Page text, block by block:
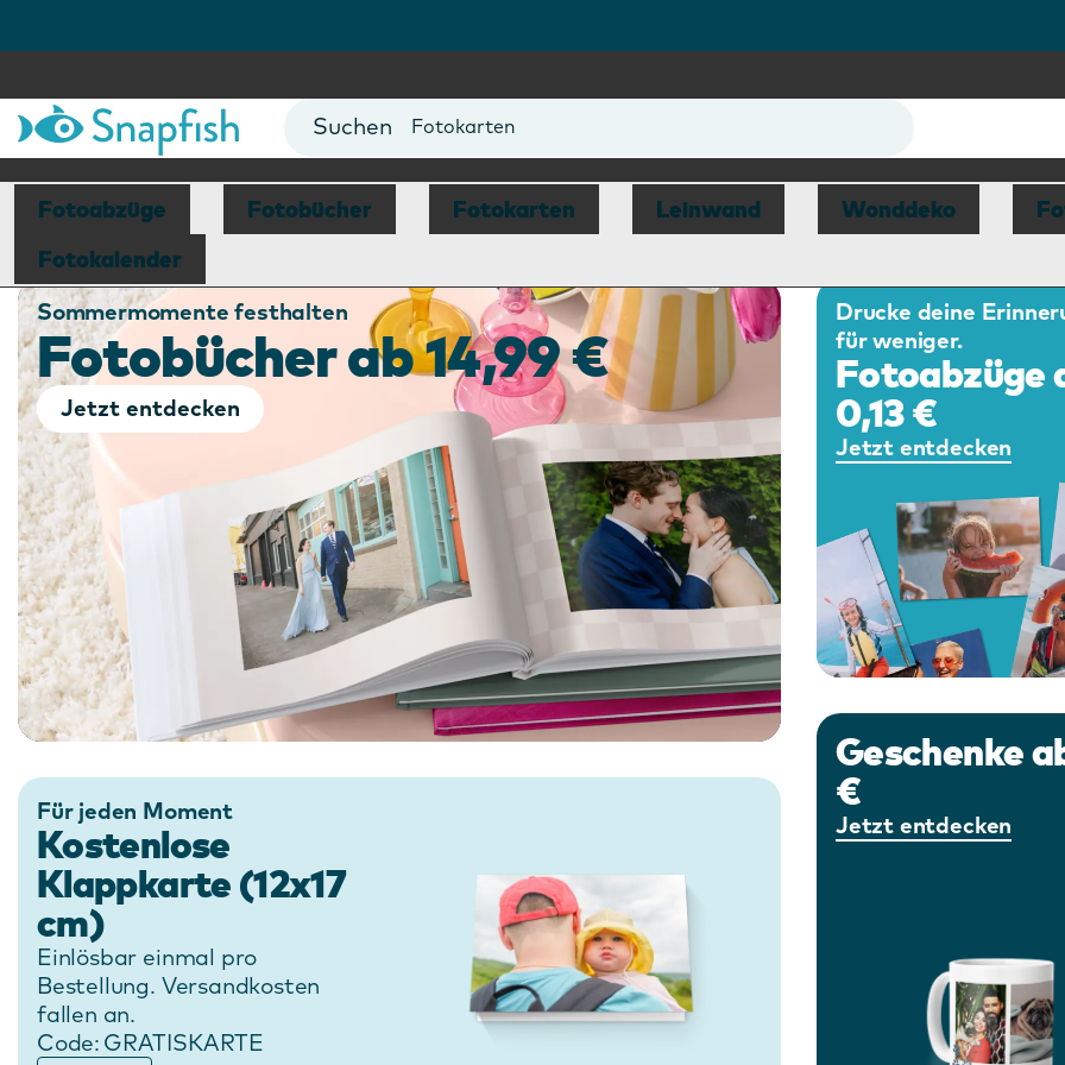
Foto Poster
Fototassen
Fotokalender
Fotoabzüge Fotobücher Fotokarten Leinwand Wonddeko
Fotokalender
Sommermomente festhalten
Fotobücher ab 14,99 €
Jetzt entdecken
Drucke deine
für weniger.
Fotoabzüge
0,13 €
Jetzt entdecken
Geschenke
€
Jetzt entdecken
Für jeden Moment
Kostenlose
Klappkarte (12x17
cm)
Einlösbar einmal pro
Bestellung. Versandkosten
fallen an.
Code: GRATISKARTE